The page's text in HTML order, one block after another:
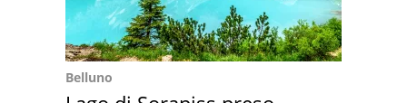
Belluno